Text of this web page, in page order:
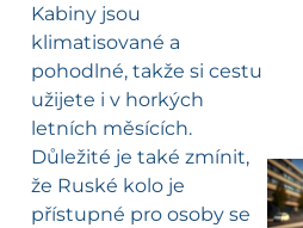
Kabiny jsou
klimatisované a
pohodlné, takže si cestu
užijete i v horkých
letních měsících.
Důležité je také zmínit,
že Ruské kolo je
přístupné pro osoby se